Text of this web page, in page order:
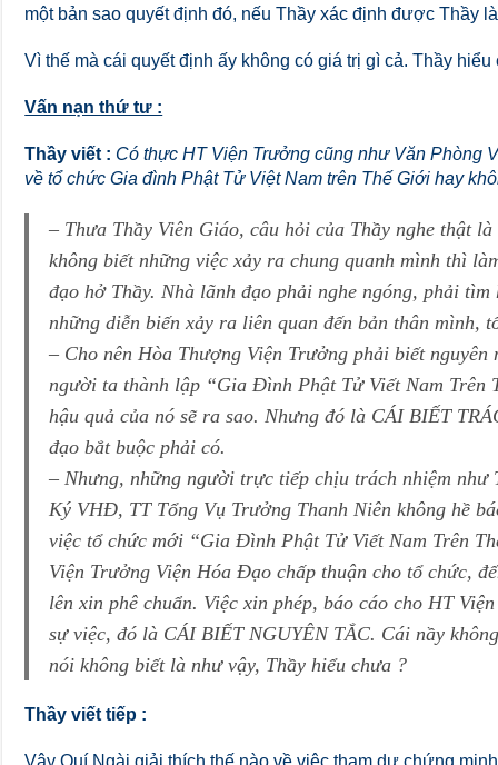
một bản sao quyết định đó, nếu Thầy xác định được Thầy
Vì thế mà cái quyết định ấy không có giá trị gì cả. Thầy hiểu
Vấn nạn thứ tư :
Thầy viết : Có thực HT Viện Trưởng cũng như Văn Phòng
về tổ chức Gia đình Phật Tử Việt Nam trên Thế Giới hay
– Thưa Thầy Viên Giáo, câu hỏi của Thầy nghe thật
không biết những việc xảy ra chung quanh mình thì
đạo hở Thầy. Nhà lãnh đạo phải nghe ngóng, phải
những diễn biến xảy ra liên quan đến bản thân mình,
– Cho nên Hòa Thượng Viện Trưởng phải biết
người ta thành lập “Gia Đình Phật Tử Viết Nam
hậu quả của nó sẽ ra sao. Nhưng đó là CÁI BIẾT
đạo bắt buộc phải có.
– Nhưng, những người trực tiếp chịu trách nhiệm như
Ký VHĐ, TT Tổng Vụ Trưởng Thanh Niên không hề
việc tổ chức mới “Gia Đình Phật Tử Viết Nam Trên
Viện Trưởng Viện Hóa Đạo chấp thuận cho tổ chức,
lên xin phê chuẩn. Việc xin phép, báo cáo cho HT
sự việc, đó là CÁI BIẾT NGUYÊN TẮC. Cái nầy
nói không biết là như vậy, Thầy hiểu chưa ?
Thầy viết tiếp :
Vậy Quí Ngài giải thích thế nào về việc tham dự chứng